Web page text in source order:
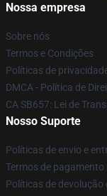
Nossa empresa
Sobre nós
Termos e Condições
Políticas de
DMCA - Política de
CA SB657: Lei de
Nosso Suporte
Políticas de envio e
Termos de pagamento
Políticas de devolução